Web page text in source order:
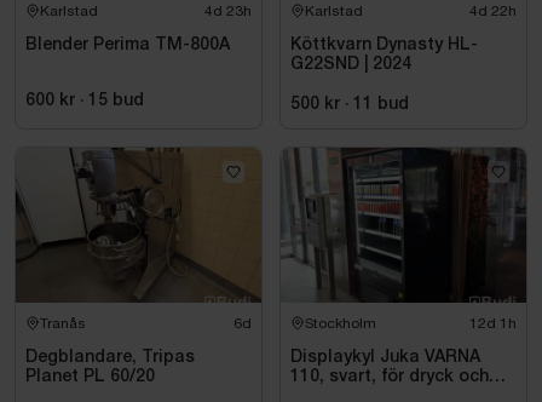
Karlstad 4d 23h
Blender Perima TM-800A
600 kr · 15 bud
Karlstad 4d 22h
Köttkvarn Dynasty HL-
G22SND | 2024
500 kr · 11 bud
Tranås 6d
Degblandare, Tripas
Planet PL 60/20
Stockholm 12d 1h
Displaykyl Juka VARNA
110, svart, för dryck och